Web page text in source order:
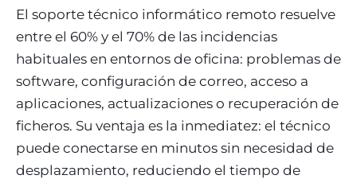
El soporte técnico informático remoto resuelve
entre el 60% y el 70% de las incidencias
habituales en entornos de oficina: problemas de
software, configuración de correo, acceso a
aplicaciones, actualizaciones o recuperación de
ficheros. Su ventaja es la inmediatez: el técnico
puede conectarse en minutos sin necesidad de
desplazamiento, reduciendo el tiempo de